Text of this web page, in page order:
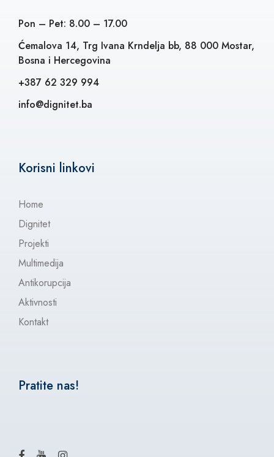
Pon – Pet: 8.00 – 17.00
Ćemalova 14, Trg Ivana Krndelja bb, 88 000 Mostar,
Bosna i Hercegovina
+387 62 329 994
info@dignitet.ba
Korisni linkovi
Home
Dignitet
Projekti
Multimedija
Antikorupcija
Aktivnosti
Kontakt
Pratite nas!